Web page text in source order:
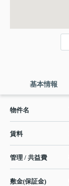
基本情報
物件名
賃料
管理 / 共益費
敷金(保証金)